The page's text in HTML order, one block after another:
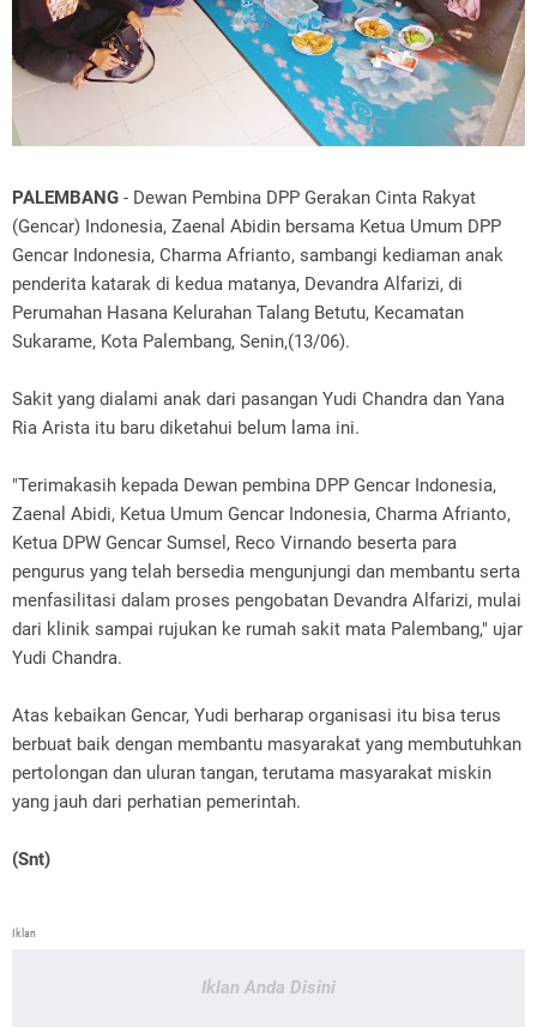
PALEMBANG - Dewan Pembina DPP Gerakan Cinta Rakyat
(Gencar) Indonesia, Zaenal Abidin bersama Ketua Umum DPP
Gencar Indonesia, Charma Afrianto, sambangi kediaman anak
penderita katarak di kedua matanya, Devandra Alfarizi, di
Perumahan Hasana Kelurahan Talang Betutu, Kecamatan
Sukarame, Kota Palembang, Senin,(13/06).
Sakit yang dialami anak dari pasangan Yudi Chandra dan Yana
Ria Arista itu baru diketahui belum lama ini.
"Terimakasih kepada Dewan pembina DPP Gencar Indonesia,
Zaenal Abidi, Ketua Umum Gencar Indonesia, Charma Afrianto,
Ketua DPW Gencar Sumsel, Reco Virnando beserta para
pengurus yang telah bersedia mengunjungi dan membantu serta
menfasilitasi dalam proses pengobatan Devandra Alfarizi, mulai
dari klinik sampai rujukan ke rumah sakit mata Palembang," ujar
Yudi Chandra.
Atas kebaikan Gencar, Yudi berharap organisasi itu bisa terus
berbuat baik dengan membantu masyarakat yang membutuhkan
pertolongan dan uluran tangan, terutama masyarakat miskin
yang jauh dari perhatian pemerintah.
(Snt)
Iklan
Iklan Anda Disini